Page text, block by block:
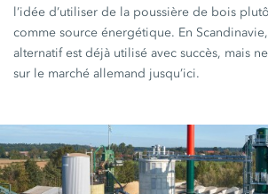
l’idée d’utiliser de la poussière de bois
comme source énergétique. En
alternatif est déjà utilisé avec succès, mais
sur le marché allemand jusqu’ici.